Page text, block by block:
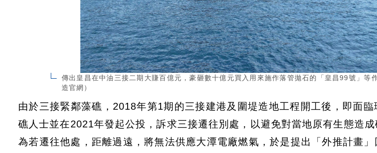
傳出皇昌在中油三接二期大賺百億元，豪砸數十億元買入用來施作落管拋石的「皇昌99號」等
造官網）
由於三接緊鄰藻礁，2018年第1期的三接建港及圍堤造地工程開工後，即面
礁人士並在2021年發起公投，訴求三接遷往別處，以避免對當地原有生態造
為若遷往他處，距離過遠，將無法供應大潭電廠燃氣，於是提出「外推計畫